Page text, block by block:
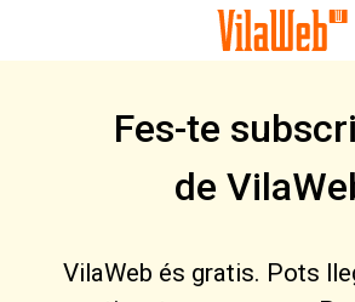
Fes-te
de
VilaWeb és gratis. Pots